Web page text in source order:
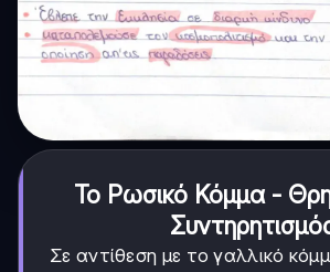
Το Ρωσικό Κόμμα -
Σε αντίθεση με το γαλλικό